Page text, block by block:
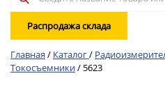
Распродажа склада
Главная / Каталог/
Токосъемники/ 5623